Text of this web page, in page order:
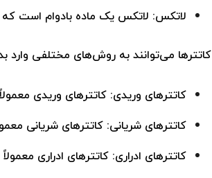
لاتکس: لاتکس یک ماده بادوام است که
کاتترها می‌توانند به روش‌های مختلفی وارد
کاتترهای وریدی: کاتترهای وریدی
کاتترهای شریانی: کاتترهای شریانی
کاتترهای ادراری: کاتترهای ادراری